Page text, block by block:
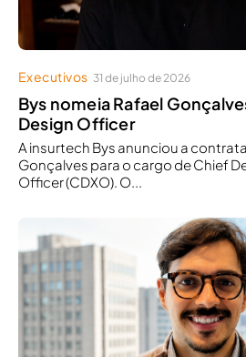
Executivos 31 de julho de 2026
Bys nomeia Rafael
Design Officer
A insurtech Bys anunciou a
Gonçalves para o cargo de Chief
Officer (CDXO). O...